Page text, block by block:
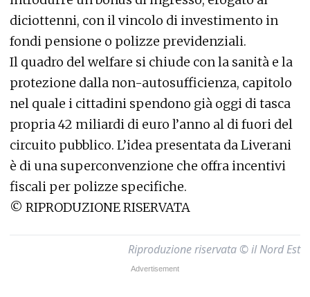
diciottenni, con il vincolo di investimento in
fondi pensione o polizze previdenziali.
Il quadro del welfare si chiude con la sanità e la
protezione dalla non-autosufficienza, capitolo
nel quale i cittadini spendono già oggi di tasca
propria 42 miliardi di euro l’anno al di fuori del
circuito pubblico. L’idea presentata da Liverani
è di una superconvenzione che offra incentivi
fiscali per polizze specifiche.
© RIPRODUZIONE RISERVATA
Riproduzione riservata © il Nord Est